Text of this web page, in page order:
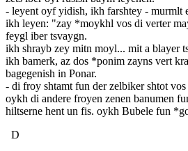
- leyent oyf yidish, ikh farshtey - murmlt
ikh leyen: "zay *moykhl vos di verter
feygl iber tsvaygn.
ikh shrayb zey mitn moyl... mit a blayer
ikh bamerk, az dos *ponim zayns vert
bagegenish in Ponar.
- di froy shtamt fun der zelbiker shtot vos
oykh di andere froyen zenen banumen
hiltserne hent un fis. oykh Bubele fun
D